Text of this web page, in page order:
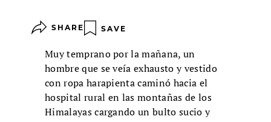
SHARE SAVE
Muy temprano por la mañana, un
hombre que se veía exhausto y vestido
con ropa harapienta caminó hacia el
hospital rural en las montañas de los
Himalayas cargando un bulto sucio y